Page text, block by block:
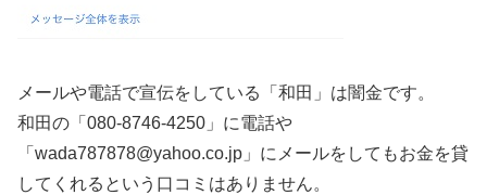
メールや電話で宣伝をしている「和田」は闇金です。
和田の「080-8746-4250」に電話や
「wada787878@yahoo.co.jp」にメールをしてもお金を貸
してくれるという口コミはありません。